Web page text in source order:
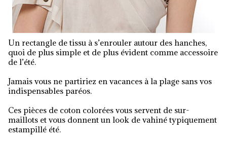
Un rectangle de tissu à s’enrouler autour des hanches,
quoi de plus simple et de plus évident comme accessoire
de l’été.
Jamais vous ne partiriez en vacances à la plage sans vos
indispensables paréos.
Ces pièces de coton colorées vous servent de sur-
maillots et vous donnent un look de vahiné typiquement
estampillé été.